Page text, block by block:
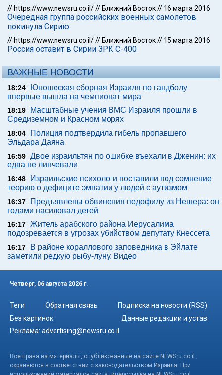
// https://www.newsru.co.il/// Ближний Восток// 16 марта 2016
Очередная группа российских военных самолетов
покинула Сирию
// https://www.newsru.co.il/// Ближний Восток// 15 марта 2016
Россия оставит в Сирии ЗРК С-400
ВАЖНЫЕ НОВОСТИ
18:24
Юношеская сборная Израиля по гандболу
впервые вышла на чемпионат мира
18:19
Масштабные учения ВМС Израиля прошли в
Средиземном и Красном морях
18:04
Полиция подтвердила гибель пропавшего
Эльдара Даяна
16:59 Двое израильтян по ошибке въехали в Дженин: их
едва не линчевали
16:48
Израильские психологи поставили под сомнение
теорию о дефиците эмпатии у людей с аутизмом
16:37
Предъявлены обвинения педофилу из Нешера: он
годами насиловал детей
16:17 Житель арабского района Иерусалима
подозревается в угрозах убийством депутату Кнессета
16:17
В районе кораллового заповедника в Эйлате
заметили редкую рыбу-луну. Видео
Четверг, 06 августа 2026 г.
Теги Обратная связь
Подписка на новости (RSS)
Без картинок
Данные редакции и устав
Реклама: advertising@newsru.co.il
Все права на материалы, опубликованные на сайте NEWSru.co.il ,
охраняются в соответствии с законодательством Израиля. При